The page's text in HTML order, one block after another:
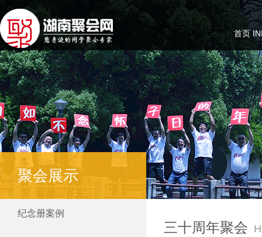
首页
聚会展示
纪念册案例
三十周年聚会